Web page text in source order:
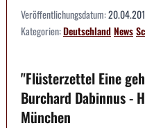
Veröffentlichungsdatum:
Kategorien:DeutschlandNews
"Flüsterzettel Eine
Burchard Dabinnus -
München